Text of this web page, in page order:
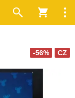
CZ
-56%